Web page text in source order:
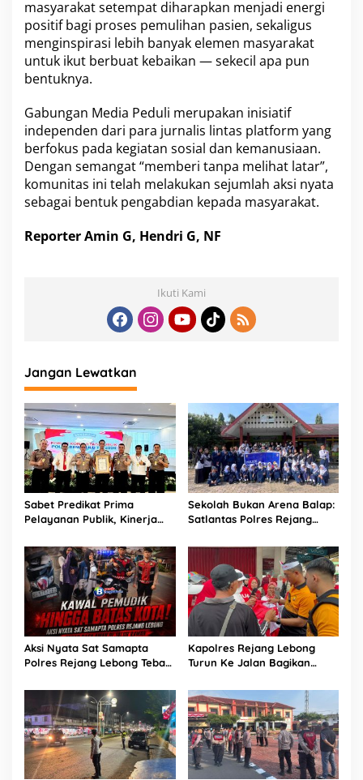
a
n
g
L
e
g
masyarakat setempat diharapkan menjadi energi
positif bagi proses pemulihan pasien, sekaligus
menginspirasi lebih banyak elemen masyarakat
untuk ikut berbuat kebaikan — sekecil apa pun
bentuknya.
Gabungan Media Peduli merupakan inisiatif
independen dari para jurnalis lintas platform yang
berfokus pada kegiatan sosial dan kemanusiaan.
Dengan semangat “memberi tanpa melihat latar”,
komunitas ini telah melakukan sejumlah aksi nyata
sebagai bentuk pengabdian kepada masyarakat.
Reporter Amin G, Hendri G, NF
Ikuti Kami
Jangan Lewatkan
Sabet Predikat Prima
Pelayanan Publik, Kinerja
Diapresiasi Polda Bengkulu
Sekolah Bukan Arena Balap:
Satlantas Polres Rejang
Lewat Program “Polantas
Karib”,
Aksi Nyata Sat Samapta
Polres Rejang Lebong Tebar
Kapolres Rejang Lebong
Turun Ke Jalan Bagikan